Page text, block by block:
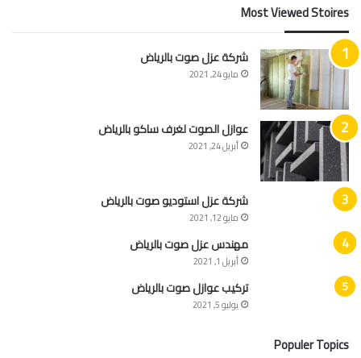
Most Viewed Stoires
شركة عزل صوت بالرياض
مايو 24, 2021
عوازل الصوت لغرف ساكو بالرياض
أبريل 24, 2021
شركة عزل استوديو صوت بالرياض
مايو 12, 2021
مهندس عزل صوت بالرياض
أبريل 1, 2021
تركيب عوازل صوت بالرياض
يوليو 5, 2021
Populer Topics